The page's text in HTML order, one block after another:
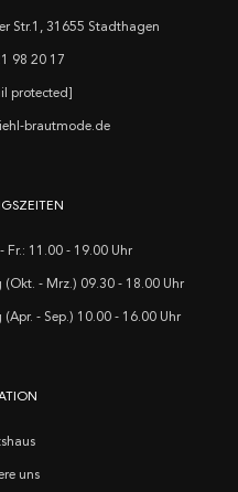
Str.1, 31655 Stadthagen
98 20 17
protected]
brautmode.de
Fr.: 11.00 - 19.00 Uhr
(Okt. - Mrz.) 09.30 - 18.00 Uhr
(Apr. - Sep.) 10.00 - 16.00 Uhr
uns